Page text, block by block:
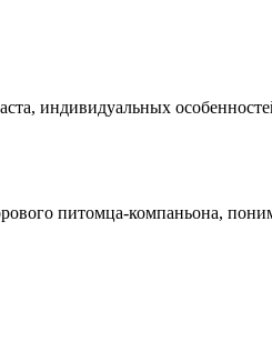
индивидуальных
питомца-компаньона,